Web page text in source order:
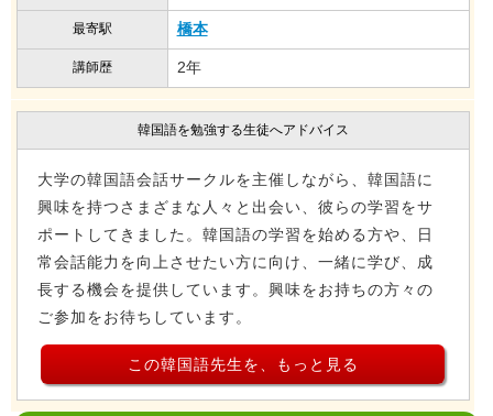
最寄駅 橋本
講師歴 2年
韓国語を勉強する生徒へアドバイス
大学の韓国語会話サークルを主催しながら、韓国語に
興味を持つさまざまな人々と出会い、彼らの学習をサ
ポートしてきました。韓国語の学習を始める方や、日
常会話能力を向上させたい方に向け、一緒に学び、成
長する機会を提供しています。興味をお持ちの方々の
ご参加をお待ちしています。
この韓国語先生を、もっと見る